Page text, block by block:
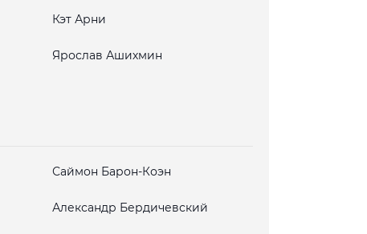
Кэт Арни
Ярослав Ашихмин
Саймон Барон-Коэн
Александр Бердичевский